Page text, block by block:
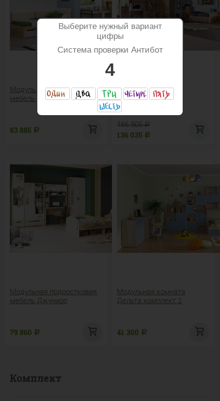
Комплект
Модульная подростковая
мебель Дублин Стоун
83 885 Р
Детская "Фрегат"
166 505 Р
136 035 Р
Модульная подростковая
мебель Джуниор
79 860 Р
Модульная комната
Дельта комплект 2
41 300 Р
Выберите нужный вариант
цифры
Система проверки Антибот
4